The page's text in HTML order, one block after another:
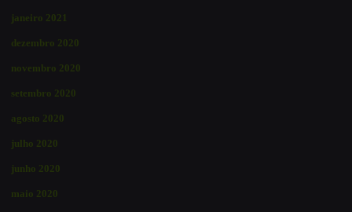
janeiro 2021
dezembro 2020
novembro 2020
setembro 2020
agosto 2020
julho 2020
junho 2020
maio 2020